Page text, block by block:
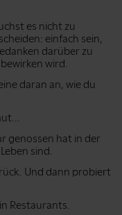
es nicht zu
einfach sein,
darüber zu
wird.
daran an, wie du
genossen hat in der
sind.
Und dann probiert
Restaurants.